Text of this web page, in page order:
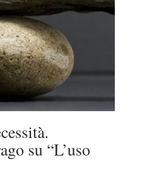
su “L’uso